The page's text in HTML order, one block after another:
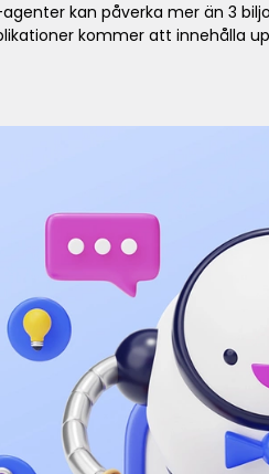
kan påverka mer än 3
kommer att innehålla